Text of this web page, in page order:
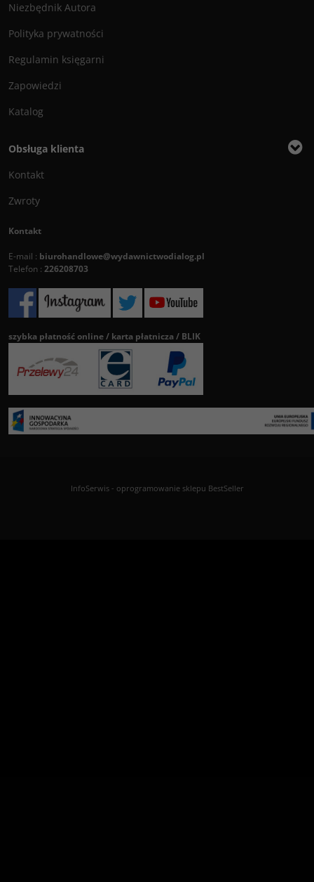
Niezbędnik Autora
Polityka prywatności
Regulamin księgarni
Zapowiedzi
Katalog
Obsługa klienta
Kontakt
Zwroty
Kontakt
E-mail : biurohandlowe@wydawnictwodialog.pl
Telefon : 226208703
szybka płatność online / karta płatnicza / BLIK
InfoSerwis- oprogramowanie sklepu BestSeller